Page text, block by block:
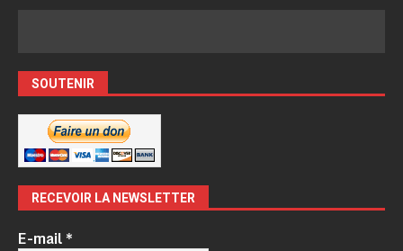
SOUTENIR
RECEVOIR LA NEWSLETTER
E-mail*